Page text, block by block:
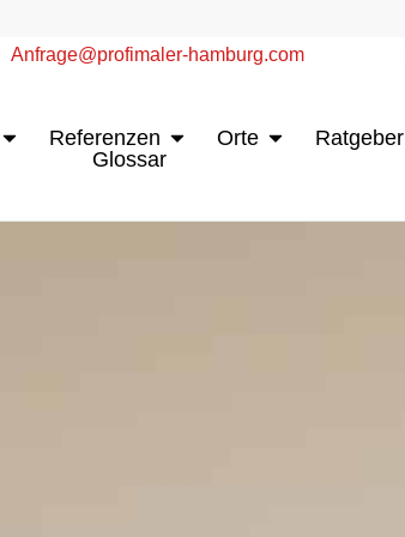
Anfrage@profimaler-hamburg.com
Öffne Leistungen
Referenzen Öffne Referenzen
Orte Öffne OrteRatgeber
Glossar